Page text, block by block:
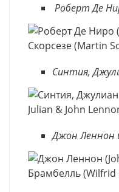
Роберт Де
Синтия,
Джон Леннон